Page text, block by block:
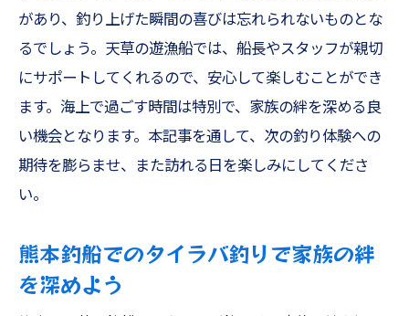
初心者向けタコ釣りガイド＠天草
天草遊漁船でのタコ釣りが家族で人気の理
由
タコ釣りの魅力を天草の海で体験
タコ釣りで家族全員が楽しむ天草の海
SLJで楽しむファミリーフィッシング熊本の海
熊本の海で体感するSLJの魅力
があり、釣り上げた瞬間の喜びは忘れられないものとな
るでしょう。天草の遊漁船では、船長やスタッフが親切
にサポートしてくれるので、安心して楽しむことができ
ます。海上で過ごす時間は特別で、家族の絆を深める良
い機会となります。本記事を通して、次の釣り体験への
期待を膨らませ、また訪れる日を楽しみにしてくださ
い。
熊本釣船でのタイラバ釣りで家族の絆
を深めよう